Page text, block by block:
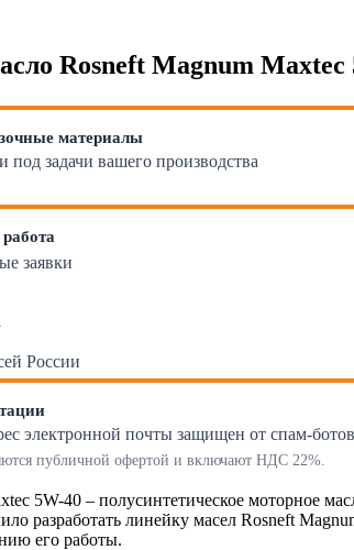
Rosneft Magnum
материалы
под задачи вашего производства
заявки
России
электронной почты защищен от спам-
публичной офертой и включают НДС 22%.
5W-40 – полусинтетическое моторное
разработать линейку масел Rosneft
его работы.